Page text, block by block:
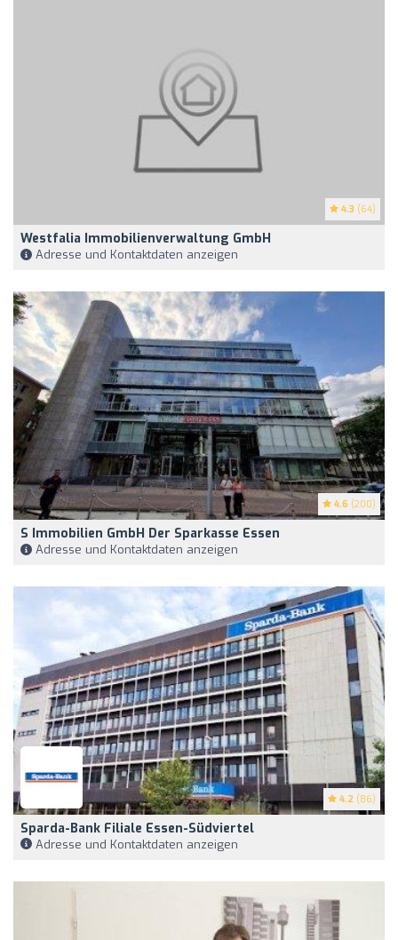
4.3 (64)
Westfalia Immobilienverwaltung GmbH
Adresse und Kontaktdaten anzeigen
4.6 (200)
S Immobilien GmbH Der Sparkasse Essen
Adresse und Kontaktdaten anzeigen
4.2 (86)
Sparda-Bank Filiale Essen-Südviertel
Adresse und Kontaktdaten anzeigen